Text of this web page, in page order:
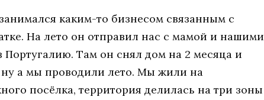
каким-то бизнесом связанным с
На лето он отправил нас с мамой и нашими
Там он снял дом на 2 месяца и
а мы проводили лето. Мы жили на
посёлка, территория делилась на три зоны